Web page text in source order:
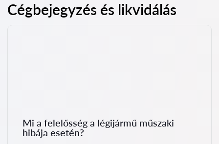
Cégbejegyzés és likvidálás
Mi a felelősség a légijármű műszaki
hibája esetén?